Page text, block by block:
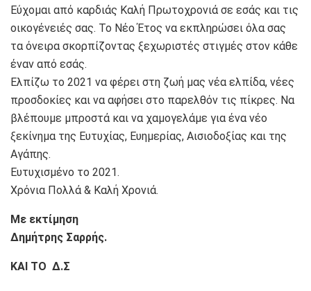
Εύχομαι από καρδιάς Καλή Πρωτοχρονιά σε εσάς και τις
οικογένειές σας. Το Νέο Έτος να εκπληρώσει όλα σας
τα όνειρα σκορπίζοντας ξεχωριστές στιγμές στον κάθε
έναν από εσάς.
Ελπίζω το 2021 να φέρει στη ζωή μας νέα ελπίδα, νέες
προσδοκίες και να αφήσει στο παρελθόν τις πίκρες. Να
βλέπουμε μπροστά και να χαμογελάμε για ένα νέο
ξεκίνημα της Ευτυχίας, Ευημερίας, Αισιοδοξίας και της
Αγάπης.
Ευτυχισμένο το 2021.
Χρόνια Πολλά & Καλή Χρονιά.
Με εκτίμηση
Δημήτρης Σαρρής.
ΚΑΙ ΤΟ Δ.Σ